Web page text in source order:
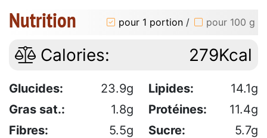
Nutrition pour 1 portion / pour 100 g
Calories: 279Kcal
Glucides: 23.9g Lipides:
14.1g
Gras sat.:
1.8g Protéines:
11.4g
Fibres:
5.5g Sucre:
5.7g